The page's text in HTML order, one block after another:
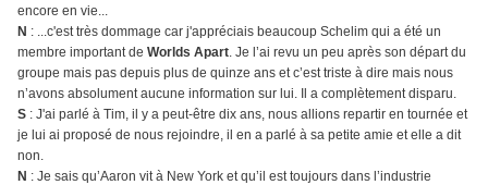
encore en vie...
N : ...c'est très dommage car j'appréciais beaucoup Schelim qui a été un
membre important de Worlds Apart. Je l’ai revu un peu après son départ du
groupe mais pas depuis plus de quinze ans et c’est triste à dire mais nous
n’avons absolument aucune information sur lui. Il a complètement disparu.
S : J'ai parlé à Tim, il y a peut-être dix ans, nous allions repartir en tournée et
je lui ai proposé de nous rejoindre, il en a parlé à sa petite amie et elle a dit
non.
N : Je sais qu’Aaron vit à New York et qu’il est toujours dans l’industrie